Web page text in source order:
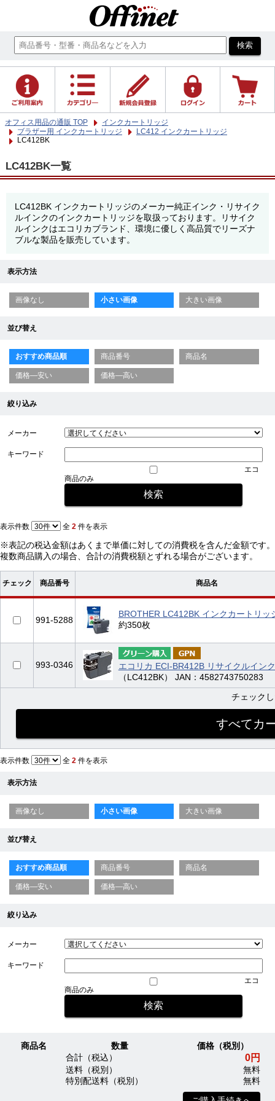
オフィス用品の通販 TOP
インクカートリッジ
ブラザー用 インクカートリッジ
LC412 インクカートリッジ
LC412BK
LC412BK一覧
LC412BK インクカートリッジのメーカー純正インク・リサイク
ルインクのインクカートリッジを取扱っております。リサイク
ルインクはエコリカブランド、環境に優しく高品質でリーズナ
ブルな製品を販売しています。
表示方法
画像なし 小さい画像 大きい画像
並び替え
おすすめ商品順 商品番号 商品名
価格—安い 価格—高い
絞り込み
メーカー
キーワード
エコ
商品のみ
表示件数 全 2 件を表示
※表記の税込金額はあくまで単価に対しての消費税を含んだ金額です。
複数商品購入の場合、合計の消費税額とずれる場合がございます。
チェック 商品番号 商品名
991-5288
BROTHER LC412BK インクカートリッ
約350枚
993-0346
エコリカ ECI-BR412B リサイクルイン
（LC412BK） JAN：4582743750283
チェック
表示件数 全 2 件を表示
表示方法
画像なし 小さい画像 大きい画像
並び替え
おすすめ商品順 商品番号 商品名
価格—安い 価格—高い
絞り込み
メーカー
キーワード
エコ
商品のみ
商品名 数量
価格（税別）
合計（税込）
0円
送料（税別）
無料
特別配送料（税別）
無料